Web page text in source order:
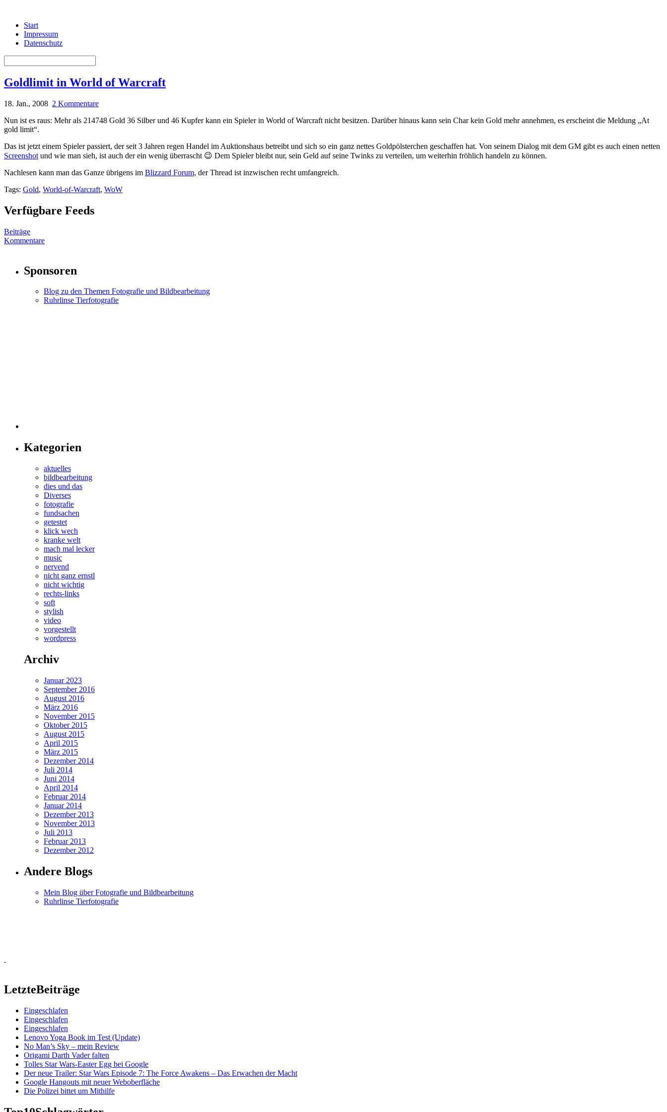
Start
Impressum
Datenschutz
Goldlimit in World of Warcraft
18. Jan., 2008 2 Kommentare
Nun ist es raus: Mehr als 214748 Gold 36 Silber und 46 Kupfer kann ein Spieler in World of Warcraft nicht besitzen. Darüber hinaus kann sein Char kein Gold mehr annehmen, es erscheint die Meldung „At
gold limit“.
Das ist jetzt einem Spieler passiert, der seit 3 Jahren regen Handel im Auktionshaus betreibt und sich so ein ganz nettes Goldpölsterchen geschaffen hat. Von seinem Dialog mit dem GM gibt es auch einen netten
Screenshot und wie man sieh, ist auch der ein wenig überrascht 😉 Dem Spieler bleibt nur, sein Geld auf seine Twinks zu verteilen, um weiterhin fröhlich handeln zu können.
Nachlesen kann man das Ganze übrigens im Blizzard Forum, der Thread ist inzwischen recht umfangreich.
Tags: Gold, World-of-Warcraft, WoW
Verfügbare Feeds
Beiträge
Kommentare
Sponsoren
Blog zu den Themen Fotografie und Bildbearbeitung
Ruhrlinse Tierfotografie
Kategorien
aktuelles
bildbearbeitung
dies und das
Diverses
fotografie
fundsachen
getestet
klick wech
kranke welt
mach mal lecker
music
nervend
nicht ganz ernstl
nicht wichtig
rechts-links
soft
stylish
video
vorgestellt
wordpress
Archiv
Januar 2023
September 2016
August 2016
März 2016
November 2015
Oktober 2015
August 2015
April 2015
März 2015
Dezember 2014
Juli 2014
Juni 2014
April 2014
Februar 2014
Januar 2014
Dezember 2013
November 2013
Juli 2013
Februar 2013
Dezember 2012
Andere Blogs
Mein Blog über Fotografie und Bildbearbeitung
Ruhrlinse Tierfotografie
LetzteBeiträge
Eingeschlafen
Eingeschlafen
Eingeschlafen
Lenovo Yoga Book im Test (Update)
No Man’s Sky – mein Review
Origami Darth Vader falten
Tolles Star Wars-Easter Egg bei Google
Der neue Trailer: Star Wars Episode 7: The Force Awakens – Das Erwachen der Macht
Google Hangouts mit neuer Weboberfläche
Die Polizei bittet um Mithilfe